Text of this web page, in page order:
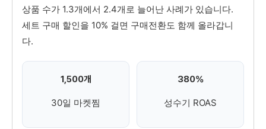
상품 수가 1.3개에서 2.4개로 늘어난 사례가 있습니다.
세트 구매 할인을 10% 걸면 구매전환도 함께 올라갑니
다.
1,500개
30일 마켓찜
380%
성수기 ROAS